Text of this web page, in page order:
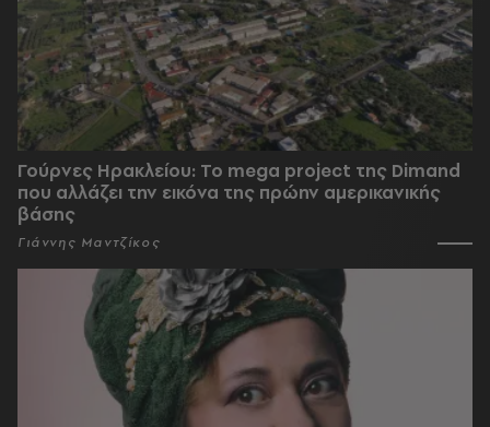
Γούρνες Ηρακλείου: To mega project της Dimand
που αλλάζει την εικόνα της πρώην αμερικανικής
βάσης
Γιάννης Μαντζίκος